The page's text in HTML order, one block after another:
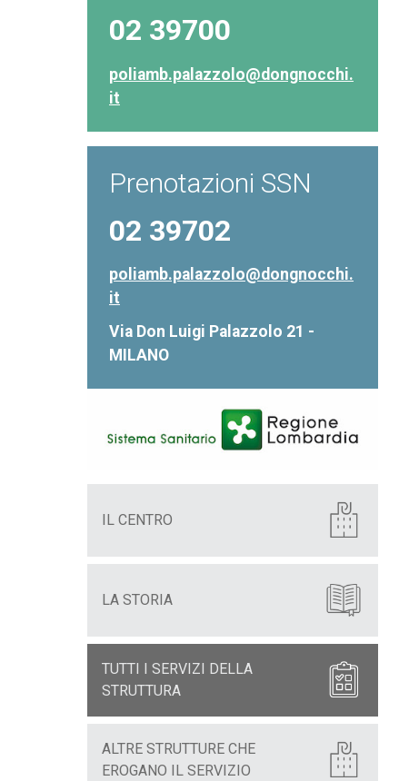
02 39700
poliamb.palazzolo@dongnocchi.
it
Prenotazioni SSN
02 39702
poliamb.palazzolo@dongnocchi.
it
Via Don Luigi Palazzolo 21 -
MILANO
IL CENTRO
LA STORIA
TUTTI I SERVIZI DELLA
STRUTTURA
ALTRE STRUTTURE CHE
EROGANO IL SERVIZIO